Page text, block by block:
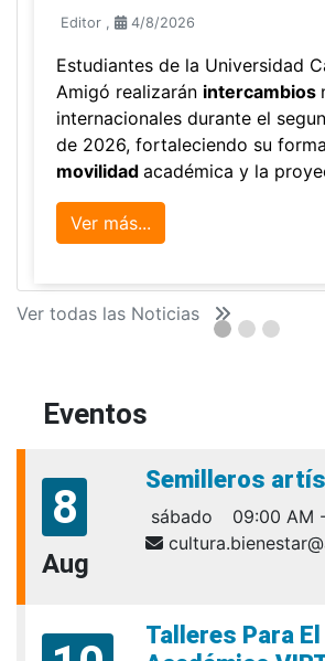
Editor , 4/8/2026
Estudiantes de la Universidad
Amigó realizarán intercambios
internacionales durante el
de 2026, fortaleciendo su
movilidad académica y la
Ver más...
Ver todas las Noticias
Eventos
8
Aug
Semilleros
sábado
09:00 AM
Talleres Para